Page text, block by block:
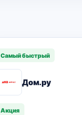
Самый быстрый
Дом.ру
Акция